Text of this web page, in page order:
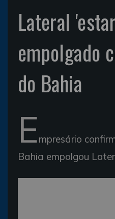
Lateral
empolgado
do Bahia
Empresário
Bahia empolgou